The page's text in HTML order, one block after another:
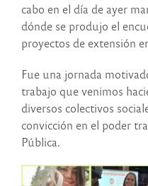
cabo en el día de ayer
dónde se produjo el
proyectos de extensión
Fue una jornada
trabajo que venimos
diversos colectivos
convicción en el poder
Pública.